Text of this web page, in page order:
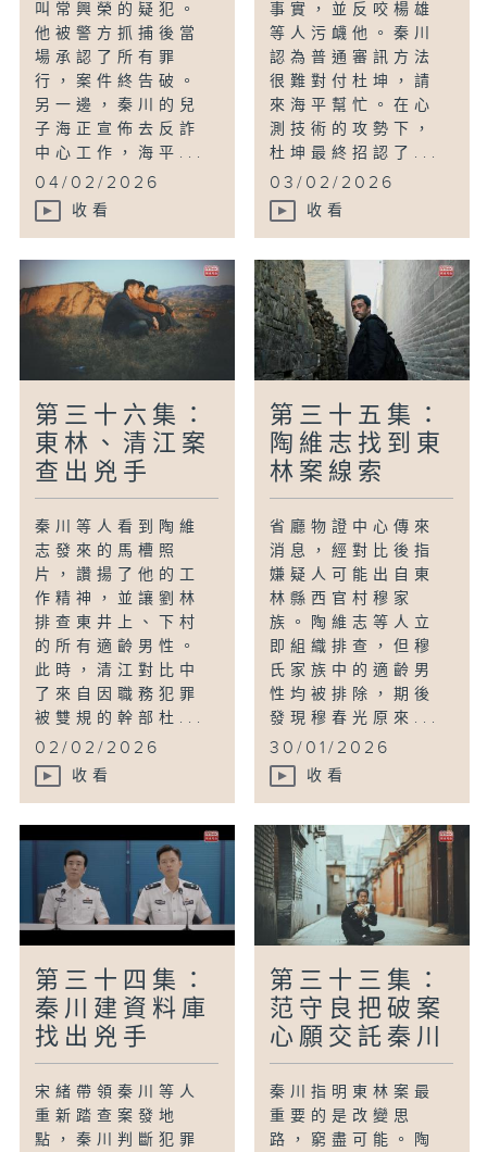
叫常興榮的疑犯。
他被警方抓捕後當
場承認了所有罪
行，案件終告破。
另一邊，秦川的兒
子海正宣佈去反詐
中心工作，海平...
04/02/2026
收看
事實，並反咬楊雄
等人污衊他。秦川
認為普通審訊方法
很難對付杜坤，請
來海平幫忙。在心
測技術的攻勢下，
杜坤最終招認了...
03/02/2026
收看
第三十六集：
東林、清江案
查出兇手
秦川等人看到陶維
志發來的馬槽照
片，讚揚了他的工
作精神，並讓劉林
排查東井上、下村
的所有適齡男性。
此時，清江對比中
了來自因職務犯罪
被雙規的幹部杜...
02/02/2026
收看
第三十五集：
陶維志找到東
林案線索
省廳物證中心傳來
消息，經對比後指
嫌疑人可能出自東
林縣西官村穆家
族。陶維志等人立
即組織排查，但穆
氏家族中的適齡男
性均被排除，期後
發現穆春光原來...
30/01/2026
收看
第三十四集：
秦川建資料庫
找出兇手
宋緒帶領秦川等人
重新踏查案發地
點，秦川判斷犯罪
第三十三集：
范守良把破案
心願交託秦川
秦川指明東林案最
重要的是改變思
路，窮盡可能。陶